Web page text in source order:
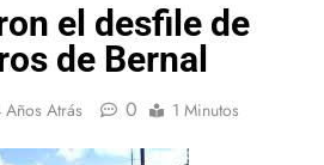
el desfile de
de Bernal
Años Atrás 0 1 Minutos